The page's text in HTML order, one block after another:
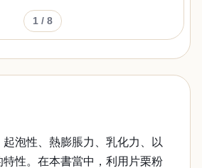
1 / 8
泡性、熱膨脹力、乳化力、以
特性。在本書當中，利用片栗粉